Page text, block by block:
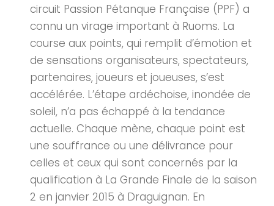
circuit Passion Pétanque Française (PPF) a
connu un virage important à Ruoms. La
course aux points, qui remplit d’émotion et
de sensations organisateurs, spectateurs,
partenaires, joueurs et joueuses, s’est
accélérée. L’étape ardéchoise, inondée de
soleil, n’a pas échappé à la tendance
actuelle. Chaque mène, chaque point est
une souffrance ou une délivrance pour
celles et ceux qui sont concernés par la
qualification à La Grande Finale de la saison
2 en janvier 2015 à Draguignan. En